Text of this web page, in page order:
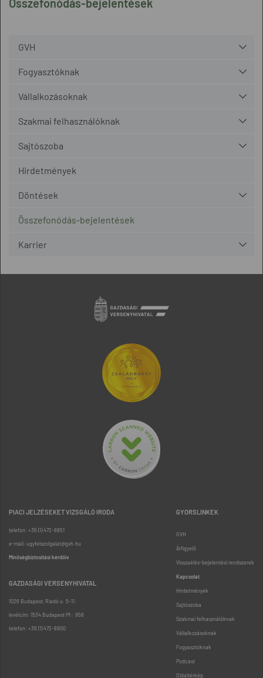
Összefonódás-bejelentések
GVH
Fogyasztóknak
Vállalkozásoknak
Szakmai felhasználóknak
Sajtószoba
Hirdetmények
Döntések
Összefonódás-bejelentések
Karrier
PIACI JELZÉSEKET VIZSGÁLÓ IRODA
telefon: +36 (1) 472-8851
e-mail: ugyfelszolgalat@gvh.hu
Minőségbiztosítási kérdőív
GAZDASÁGI VERSENYHIVATAL
1026 Budapest, Riadó u. 5-11.
levélcím: 1534 Budapest Pf.: 958
telefon: +36 (1) 472-8900
GYORSLINKEK
GVH
Árfigyelő
Visszaélés-bejelentési rendszerek
Kapcsolat
Hirdetmények
Sajtószoba
Szakmai felhasználóknak
Vállalkozásoknak
Fogyasztóknak
Podcast
Oldaltérkép